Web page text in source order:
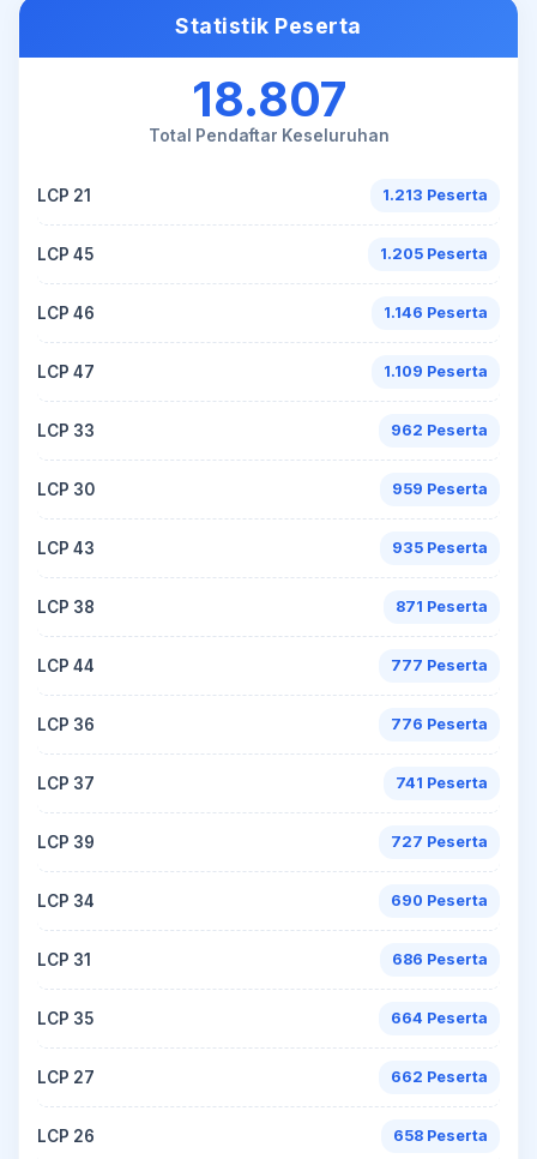
Statistik Peserta
18.807
Total Pendaftar Keseluruhan
LCP 21 1.213 Peserta
LCP 45 1.205 Peserta
LCP 46 1.146 Peserta
LCP 47 1.109 Peserta
LCP 33 962 Peserta
LCP 30 959 Peserta
LCP 43 935 Peserta
LCP 38 871 Peserta
LCP 44 777 Peserta
LCP 36 776 Peserta
LCP 37 741 Peserta
LCP 39 727 Peserta
LCP 34 690 Peserta
LCP 31 686 Peserta
LCP 35 664 Peserta
LCP 27 662 Peserta
LCP 26 658 Peserta